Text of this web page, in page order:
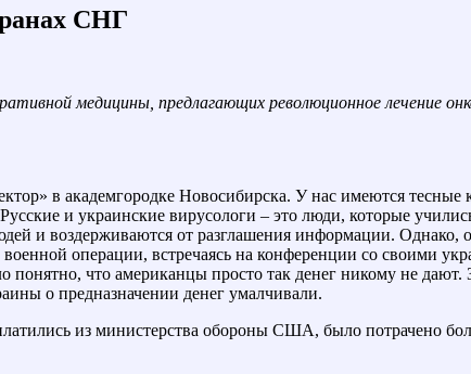
СНГ
медицины, предлагающих революционное лечение
в академгородке Новосибирска. У нас имеются тесные
и украинские вирусологи – это люди, которые
и воздерживаются от разглашения информации. Однако,
операции, встречаясь на конференции со своими
что американцы просто так денег никому не дают.
о предназначении денег умалчивали.
из министерства обороны США, было потрачено